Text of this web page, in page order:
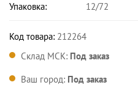
Упаковка:
12/72
Код товара: 212264
Склад МСК: Под заказ
Ваш город: Под заказ